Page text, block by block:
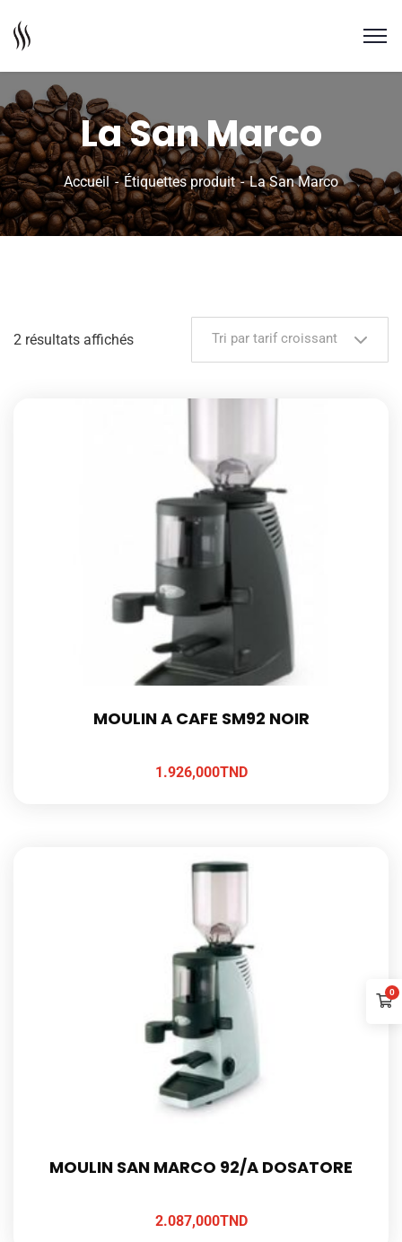
La San Marco
Accueil Étiquettes produit La San Marco
2 résultats affichés Tri par tarif croissant
MOULIN A CAFE SM92 NOIR
1.926,000TND
MOULIN SAN MARCO 92/A DOSATORE
2.087,000TND
0